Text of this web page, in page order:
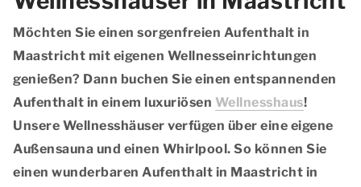
Möchten Sie einen sorgenfreien Aufenthalt in
Maastricht mit eigenen Wellnesseinrichtungen
genießen? Dann buchen Sie einen entspannenden
Aufenthalt in einem luxuriösen Wellnesshaus!
Unsere Wellnesshäuser verfügen über eine eigene
Außensauna und einen Whirlpool. So können Sie
einen wunderbaren Aufenthalt in Maastricht in